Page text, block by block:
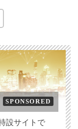
SPONSORED
設サイトで